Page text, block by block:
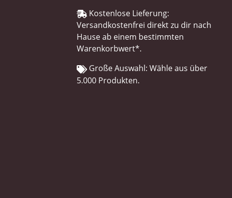
Kostenlose Lieferung:
Versandkostenfrei direkt zu dir nach
Hause ab einem bestimmten
Warenkorbwert*.
Große Auswahl: Wähle aus über
5.000 Produkten.